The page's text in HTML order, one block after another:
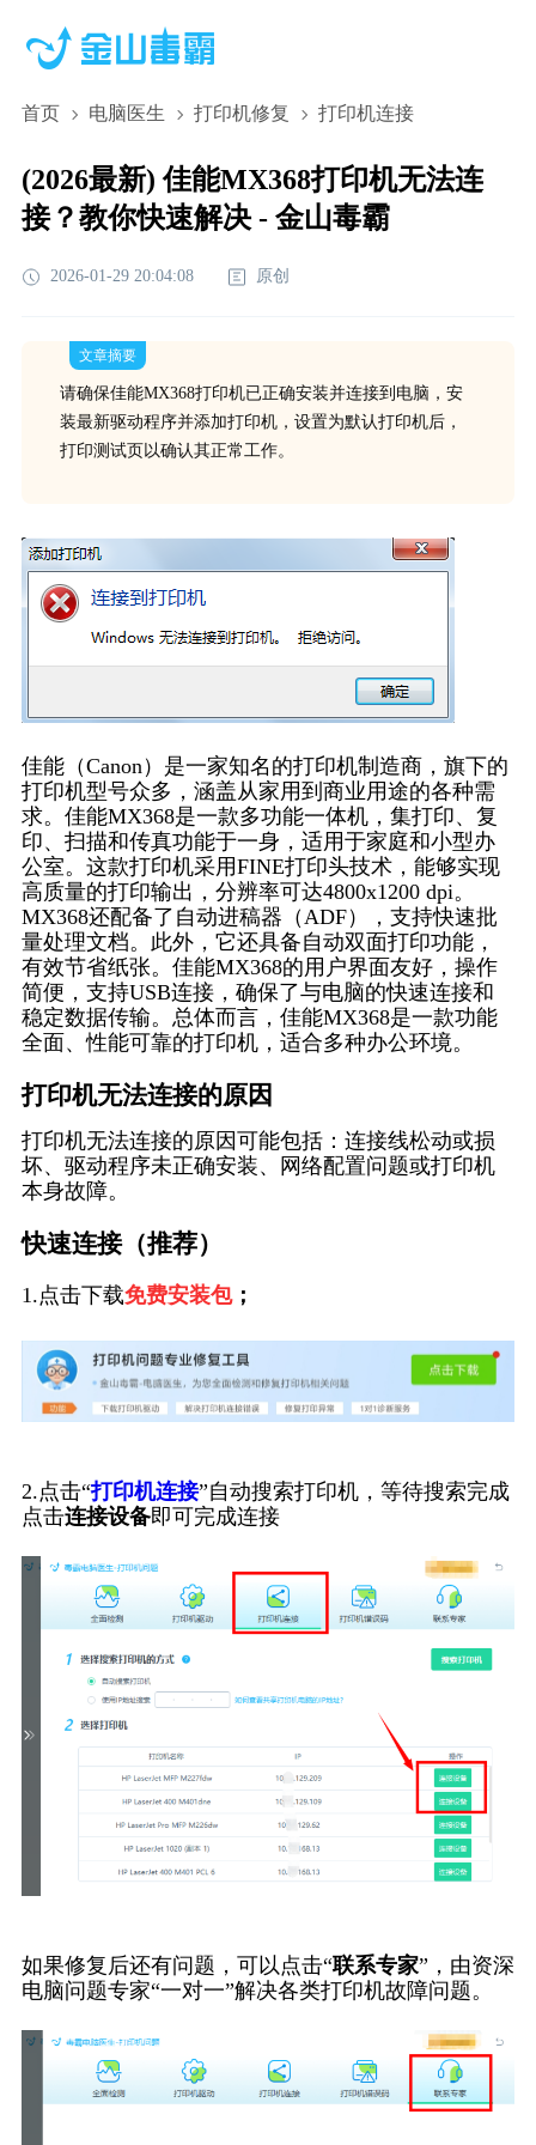
首页 电脑医生 打印机修复 打印机连接
(2026最新) 佳能MX368打印机无法连
接？教你快速解决 - 金山毒霸
2026-01-29 20:04:08 原创
文章摘要
请确保佳能MX368打印机已正确安装并连接到电脑，安
装最新驱动程序并添加打印机，设置为默认打印机后，
打印测试页以确认其正常工作。
佳能（Canon）是一家知名的打印机制造商，旗下的
打印机型号众多，涵盖从家用到商业用途的各种需
求。佳能MX368是一款多功能一体机，集打印、复
印、扫描和传真功能于一身，适用于家庭和小型办
公室。这款打印机采用FINE打印头技术，能够实现
高质量的打印输出，分辨率可达4800x1200 dpi。
MX368还配备了自动进稿器（ADF），支持快速批
量处理文档。此外，它还具备自动双面打印功能，
有效节省纸张。佳能MX368的用户界面友好，操作
简便，支持USB连接，确保了与电脑的快速连接和
稳定数据传输。总体而言，佳能MX368是一款功能
全面、性能可靠的打印机，适合多种办公环境。
打印机无法连接的原因
打印机无法连接的原因可能包括：连接线松动或损
坏、驱动程序未正确安装、网络配置问题或打印机
本身故障。
快速连接（推荐）
1.点击下载免费安装包；
2.点击“打印机连接”自动搜索打印机，等待搜索完成
点击连接设备即可完成连接
如果修复后还有问题，可以点击“联系专家”，由资深
电脑问题专家“一对一”解决各类打印机故障问题。